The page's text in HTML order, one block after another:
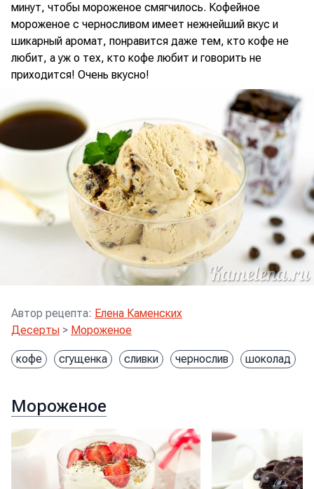
минут, чтобы мороженое смягчилось. Кофейное
мороженое с черносливом имеет нежнейший вкус и
шикарный аромат, понравится даже тем, кто кофе не
любит, а уж о тех, кто кофе любит и говорить не
приходится! Очень вкусно!
Автор рецепта: Елена Каменских
Десерты > Мороженое
кофе сгущенка сливки чернослив шоколад
Мороженое